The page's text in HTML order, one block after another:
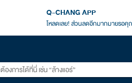
Q-CHANG APP
โหลดเลย! ส่วนลดอีกมากมายรอ